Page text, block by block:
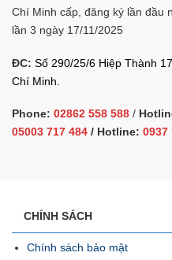
Chí Minh cấp, đăng ký lần đầu
lần 3 ngày 17/11/2025
ĐC: Số 290/25/6 Hiệp Thành
Chí Minh.
Phone: 02862 558 588 /
05003 717 484 / Hotline: 0937
CHÍNH SÁCH
Chính sách bảo mật